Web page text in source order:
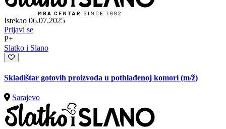
Istekao 06.07.2025
Prijavi se
P+
Slatko i Slano
Skladištar gotovih proizvoda u pothlađenoj komori (m/ž)
Sarajevo